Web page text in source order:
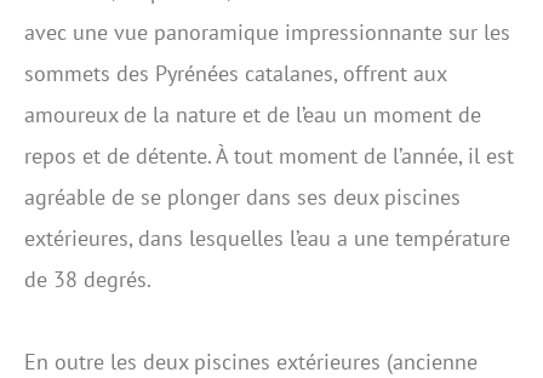
avec une vue panoramique impressionnante sur les
sommets des Pyrénées catalanes, offrent aux
amoureux de la nature et de l’eau un moment de
repos et de détente. À tout moment de l’année, il est
agréable de se plonger dans ses deux piscines
extérieures, dans lesquelles l’eau a une température
de 38 degrés.
En outre les deux piscines extérieures (ancienne